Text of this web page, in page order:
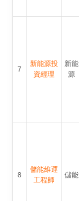
7
新能源投
資經理
新能
源
8
儲能維運
工程師
儲能